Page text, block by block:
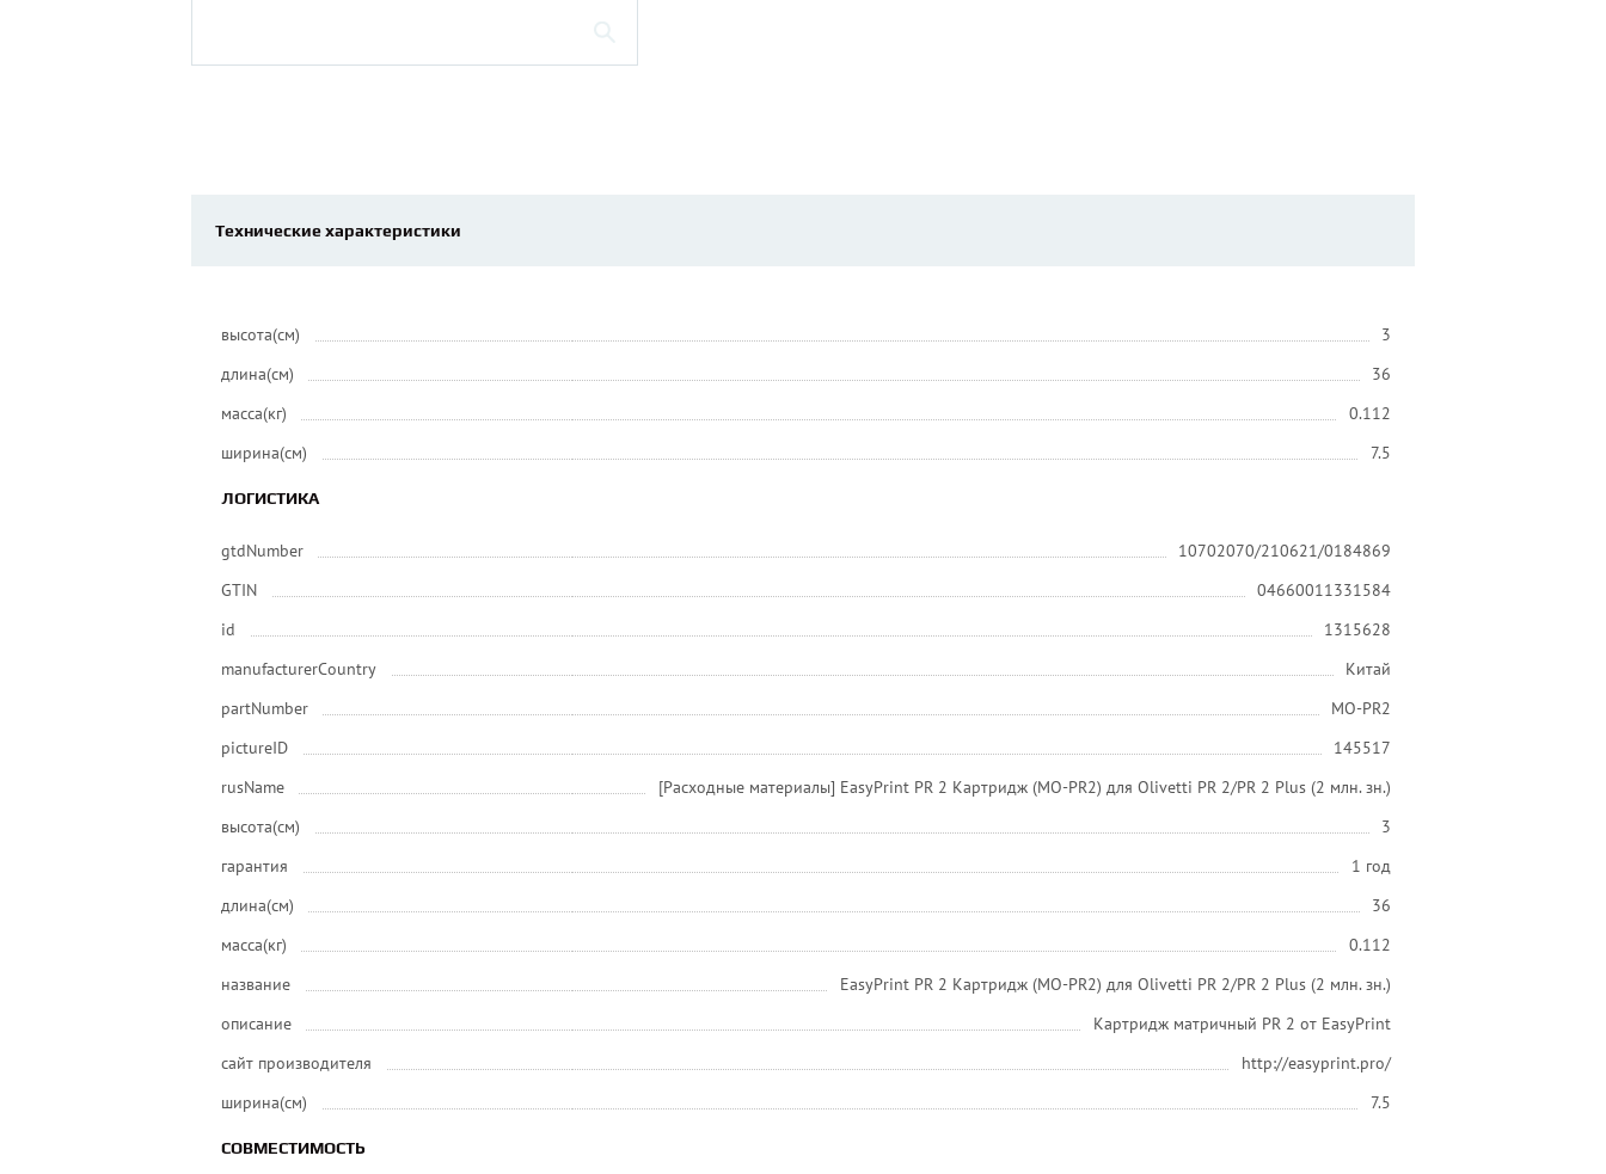
Технические характеристики
высота(см)
3
длина(см)
36
масса(кг)
0.112
ширина(см)
7.5
ЛОГИСТИКА
gtdNumber
10702070/210621/0184869
GTIN
04660011331584
id
1315628
manufacturerCountry
Китай
partNumber
MO-PR2
pictureID
145517
rusName
[Расходные материалы] EasyPrint PR 2 Картридж (MO-PR2) для Olivetti PR 2/PR 2 Plus (2 млн. зн.)
высота(см)
3
гарантия
1 год
длина(см)
36
масса(кг)
0.112
название
EasyPrint PR 2 Картридж (MO-PR2) для Olivetti PR 2/PR 2 Plus (2 млн. зн.)
описание
Картридж матричный PR 2 от EasyPrint
сайт производителя
http://easyprint.pro/
ширина(см)
7.5
СОВМЕСТИМОСТЬ